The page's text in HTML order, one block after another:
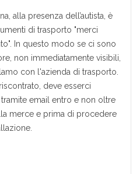
alla presenza dell’autista, è
di trasporto "merci
In questo modo se ci sono
non immediatamente visibili,
con l'azienda di trasporto.
deve esserci
email entro e non oltre
merce e prima di procedere